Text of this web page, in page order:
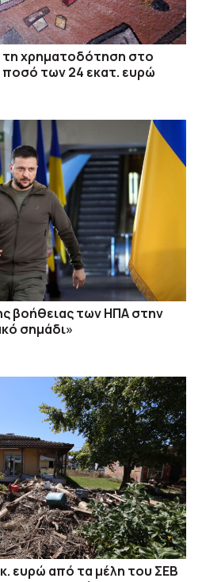
τη χρηματοδότηση στο
ποσό των 24 εκατ. ευρώ
βοήθειας των ΗΠΑ στην
σημάδι»
ευρώ από τα μέλη του ΣΕΒ